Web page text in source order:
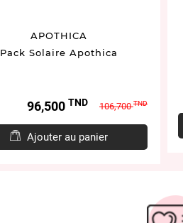
APOTHICA
Pack Solaire Apothica
Prix96,500 TNDPrix
base
106,700TND
Ajouter au panier